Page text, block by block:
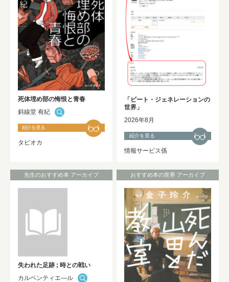
2026年6月30日 お知らせ
2025年度 修士論文及び卒業論文の利用
開始について
NEW!
死体埋め部の悔恨と青春
斜線堂 有紀
紹介を見る
タピオカ
「ビート・ジェネレーションの
世界」
2026年8月
紹介を見る
情報サービス係
先生のおすすめ本 アーカイブ
失われた足跡 ; 時との戦い
カルペンティエ―ル
おすすめ本の世界 アーカイブ